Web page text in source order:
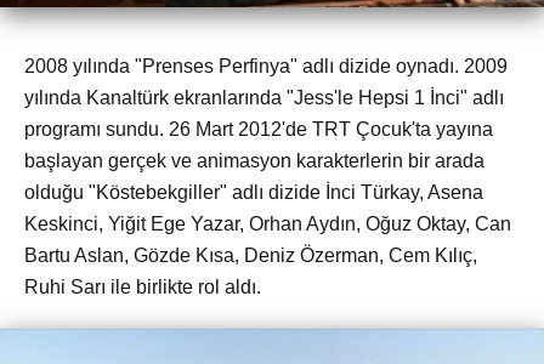
2008 yılında "Prenses Perfinya" adlı dizide oynadı. 2009
yılında Kanaltürk ekranlarında "Jess'le Hepsi 1 İnci" adlı
programı sundu. 26 Mart 2012'de TRT Çocuk'ta yayına
başlayan gerçek ve animasyon karakterlerin bir arada
olduğu "Köstebekgiller" adlı dizide İnci Türkay, Asena
Keskinci, Yiğit Ege Yazar, Orhan Aydın, Oğuz Oktay, Can
Bartu Aslan, Gözde Kısa, Deniz Özerman, Cem Kılıç,
Ruhi Sarı ile birlikte rol aldı.